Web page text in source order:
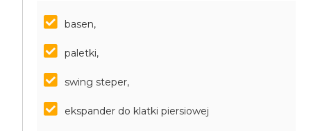
basen,
paletki,
swing steper,
ekspander do klatki piersiowej